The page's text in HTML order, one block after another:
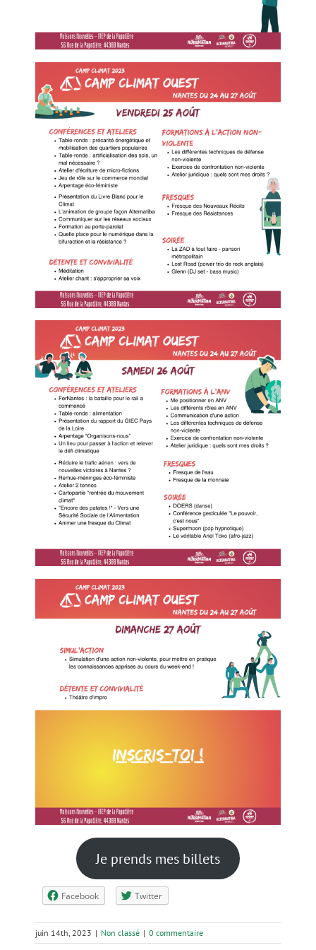
Je prends mes billets
Facebook Twitter
juin 14th, 2023 | Non classé | 0 commentaire